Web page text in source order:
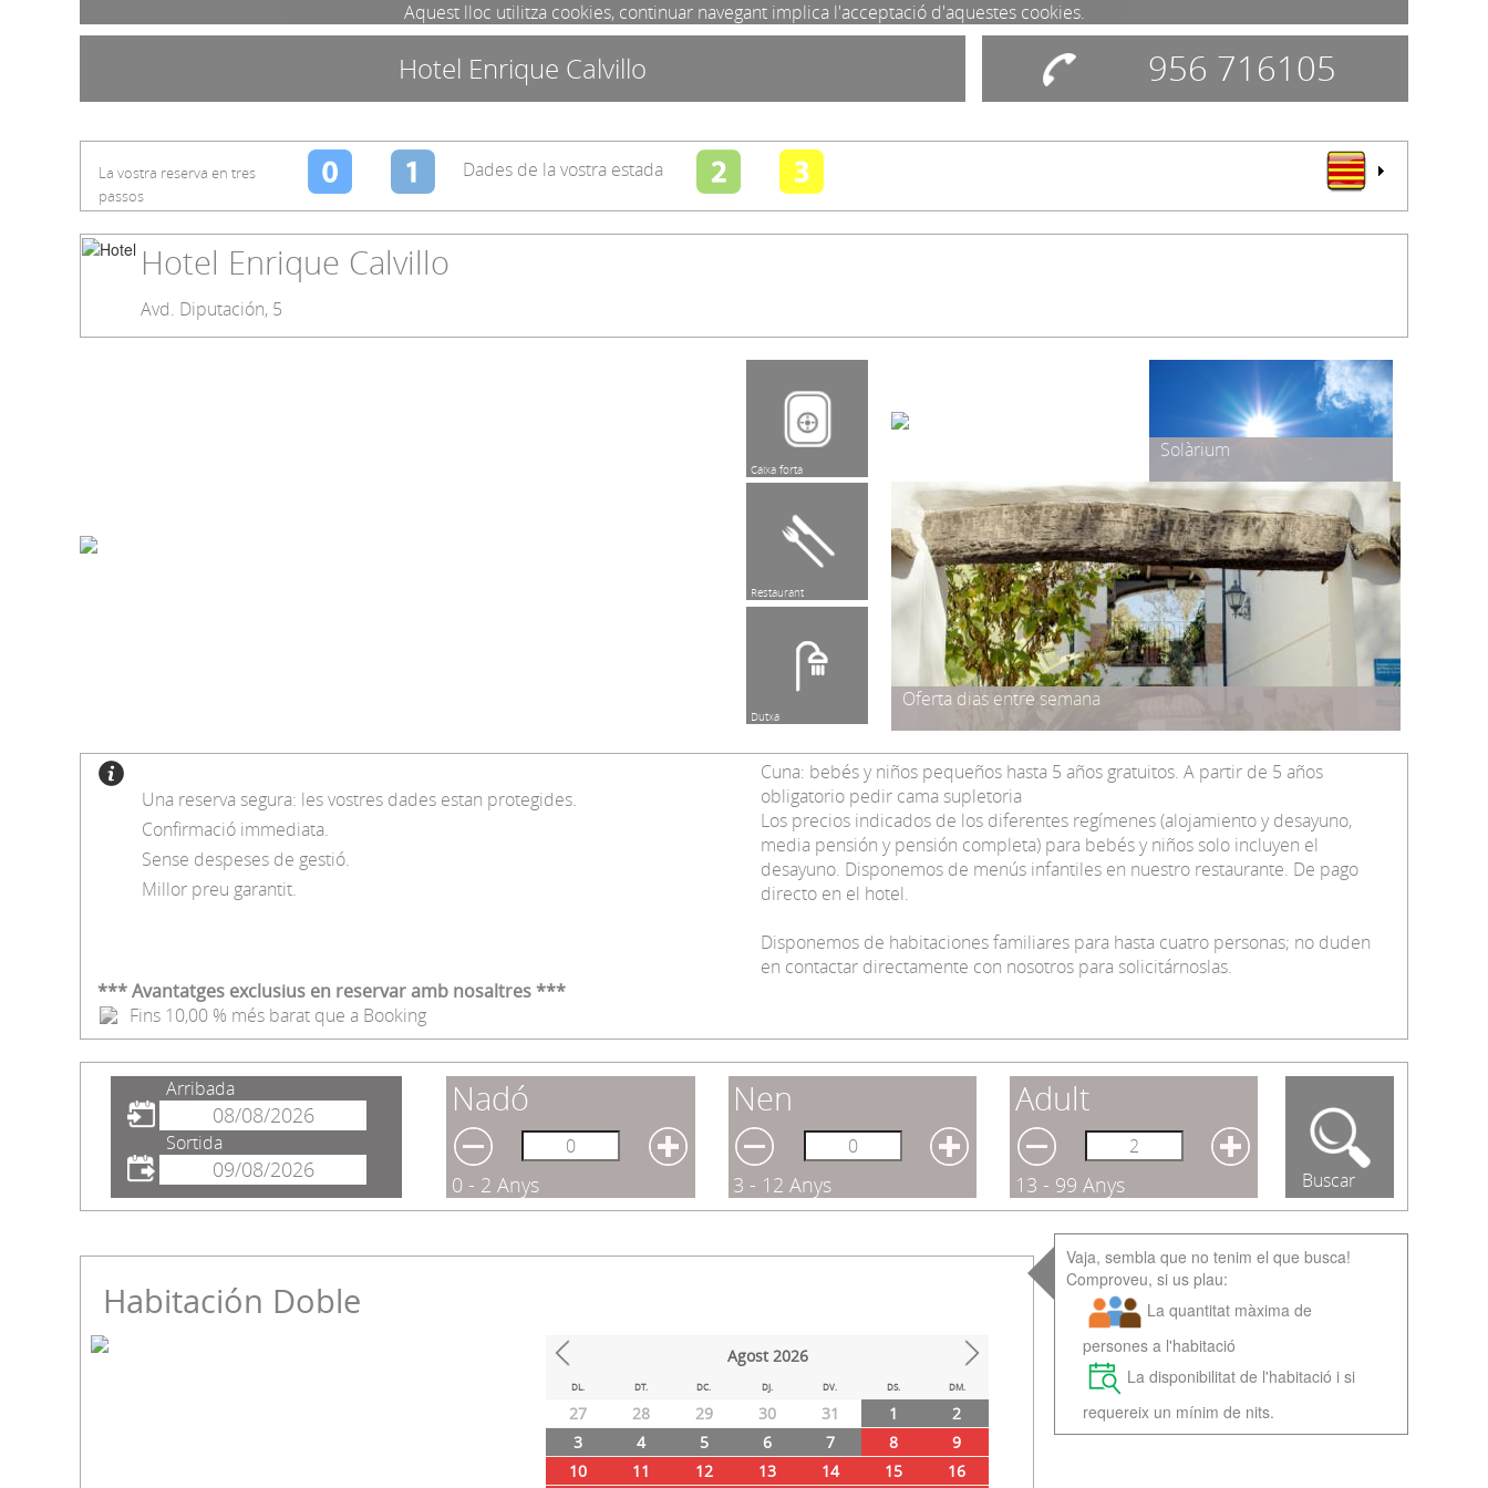
Aquest lloc utilitza cookies, continuar navegant implica l'acceptació d'aquestes cookies.
Hotel Enrique Calvillo 956 716105
La vostra reserva en tres
passos
Dades de la vostra estada
Hotel Enrique Calvillo
Avd. Diputación, 5
Premsa
Solàrium
Restaurant
Oferta dias entre semana
Dutxa
Una reserva segura: les vostres dades estan protegides.
Confirmació immediata.
Sense despeses de gestió.
Millor preu garantit.
Cuna: bebés y niños pequeños hasta 5 años gratuitos. A partir de 5 años
obligatorio pedir cama supletoria
Los precios indicados de los diferentes regímenes (alojamiento y desayuno,
media pensión y pensión completa) para bebés y niños solo incluyen el
desayuno. Disponemos de menús infantiles en nuestro restaurante. De pago
directo en el hotel.
Disponemos de habitaciones familiares para hasta cuatro personas; no duden
en contactar directamente con nosotros para solicitárnoslas.
*** Avantatges exclusius en reservar amb nosaltres ***
Fins 10,00 % més barat que a Booking
Arribada
Sortida
Nadó
0 - 2 Anys
Nen
3 - 12 Anys
Adult
13 - 99 Anys Buscar
Habitación Doble
Prev Next
Agost 2026
DL. DT. DC. DJ. DV. DS. DM.
27 28 29 30 31 1
2
3
4 5 6 7 8
9
10
11 12 13 14 15 16
Vaja, sembla que no tenim el que busca!
Comproveu, si us plau:
La quantitat màxima de
persones a l'habitació
La disponibilitat de l'habitació i si
requereix un mínim de nits.